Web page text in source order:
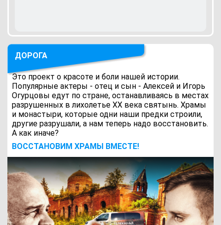
ДОРОГА
Это проект о красоте и боли нашей истории.
Популярные актеры - отец и сын - Алексей и Игорь
Огурцовы едут по стране, останавливаясь в местах
разрушенных в лихолетье ХХ века святынь. Храмы
и монастыри, которые одни наши предки строили,
другие разрушали, а нам теперь надо восстановить.
А как иначе?
ВОCСТАНОВИМ ХРАМЫ ВМЕСТЕ!